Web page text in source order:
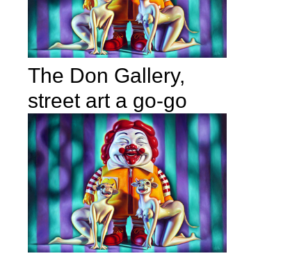
The Don Gallery,
street art a go-go